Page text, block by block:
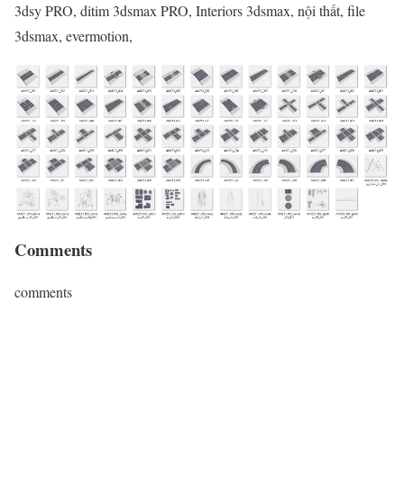
3dsy PRO, ditim 3dsmax PRO, Interiors 3dsmax, nội thất, file
3dsmax, evermotion,
Comments
comments